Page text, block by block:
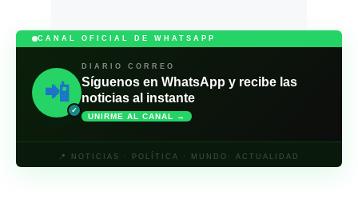
CANAL OFICIAL DE WHATSAPP
📲
✓
DIARIO CORREO
Síguenos en WhatsApp y recibe las
noticias al instante
UNIRME AL CANAL →
📍 NOTICIAS · POLÍTICA · MUNDO· ACTUALIDAD